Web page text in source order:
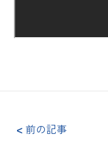
< 前の記事